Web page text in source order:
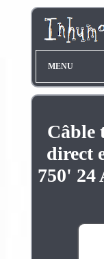
MENU
Câble
direct
750' 24